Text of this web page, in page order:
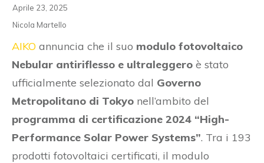
Aprile 23, 2025
Nicola Martello
AIKO annuncia che il suo modulo fotovoltaico
Nebular antiriflesso e ultraleggero è stato
ufficialmente selezionato dal Governo
Metropolitano di Tokyo nell’ambito del
programma di certificazione 2024 “High-
Performance Solar Power Systems”. Tra i 193
prodotti fotovoltaici certificati, il modulo